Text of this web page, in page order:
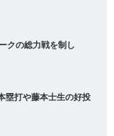
クの総力戦を制し
塁打や藤本士生の好投